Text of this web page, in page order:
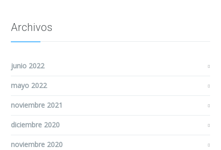
Archivos
junio 2022
mayo 2022
noviembre 2021
diciembre 2020
noviembre 2020